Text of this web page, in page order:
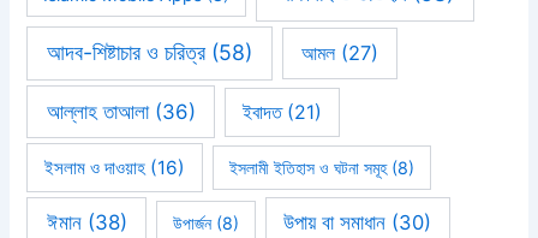
আদব-শিষ্টাচার ও চরিত্র(58) আমল(27)
আল্লাহ তাআলা(36) ইবাদত(21)
ইসলাম ও দাওয়াহ (16) ইসলামী ইতিহাস ও ঘটনা সমূহ(8)
ঈমান(38) উপার্জন(8) উপায় বা সমাধান (30)